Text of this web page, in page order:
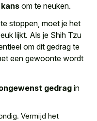
om te neuken.
stoppen, moet je het
lijkt. Als je Shih Tzu
om dit gedrag te
een gewoonte wordt
gedrag in
Vermijd het